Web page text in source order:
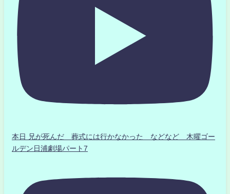
本日 兄が死んだ 葬式には行かなかった などなど 木曜ゴー
ルデン日浦劇場パート7